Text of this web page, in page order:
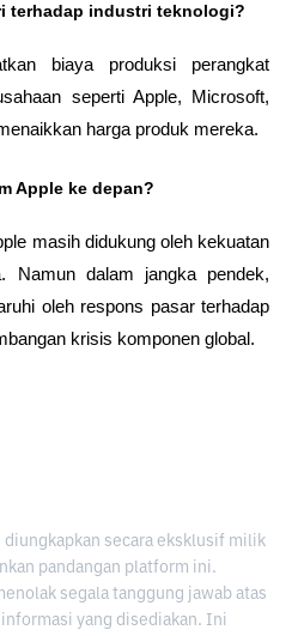
terhadap industri teknologi?
biaya produksi perangkat
seperti Apple, Microsoft,
harga produk mereka.
Apple ke depan?
masih didukung oleh kekuatan
Namun dalam jangka pendek,
oleh respons pasar terhadap
krisis komponen global.
diungkapkan secara eksklusif milik
pandangan platform ini.
segala tanggung jawab atas
yang disediakan. Ini